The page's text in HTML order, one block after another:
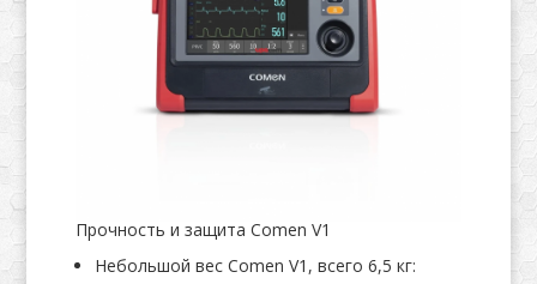
Прочность и защита Comen V1
Небольшой вес Comen V1, всего 6,5 кг: